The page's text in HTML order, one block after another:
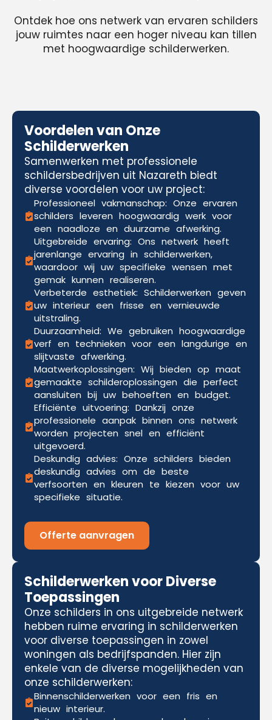
Ontdek hoe ons netwerk van ervaren schilders
jouw ruimtes naar een hoger niveau kan tillen
met hoogwaardige schilderwerken.
Voordelen van Onze
Schilderwerken
Samenwerken met professionele
schildersbedrijven uit Nazareth biedt
diverse voordelen voor uw project:
Professioneel vakmanschap: Onze ervaren
schilders leveren hoogwaardig werk voor
een naadloze en duurzame afwerking.
Uitgebreide ervaring: Ons netwerk heeft
jarenlange ervaring in schilderwerken,
waardoor wij uw specifieke wensen met
gemak kunnen realiseren.
Verbeterde esthetiek: Schilderwerken geven
uw interieur een frisse en vernieuwde
uitstraling.
Duurzaamheid: We gebruiken hoogwaardige
verf en technieken voor een langdurige en
slijtvaste afwerking.
Maatwerkoplossingen: Wij bieden op maat
gemaakte schilderoplossingen die perfect
aansluiten bij uw behoeften en budget.
Efficiënte uitvoering: Dankzij onze
professionele aanpak binnen ons netwerk
worden projecten snel en efficiënt
uitgevoerd.
Deskundig advies: Onze schilders bieden
deskundig advies om de beste
verfsoorten en kleuren te kiezen voor uw
specifieke situatie.
Offerte aanvragen
Schilderwerken voor Diverse
Toepassingen
Onze schilders in ons uitgebreide netwerk
hebben ruime ervaring in schilderwerken
voor diverse toepassingen in zowel
woningen als bedrijfspanden. Hier zijn
enkele van de diverse mogelijkheden van
onze schilderwerken:
Binnenschilderwerken voor een fris en
nieuw interieur.